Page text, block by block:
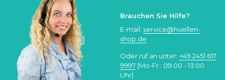
Brauchen Sie Hilfe?
E-mail: service@huellen-
shop.de
Oder ruf an unter: +49 2451 617
9997 (Mo-Fr.: 09:00 - 13:00
Uhr)